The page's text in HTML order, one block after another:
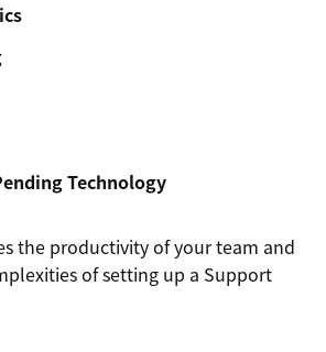
Technology
the productivity of your team and
of setting up a Support